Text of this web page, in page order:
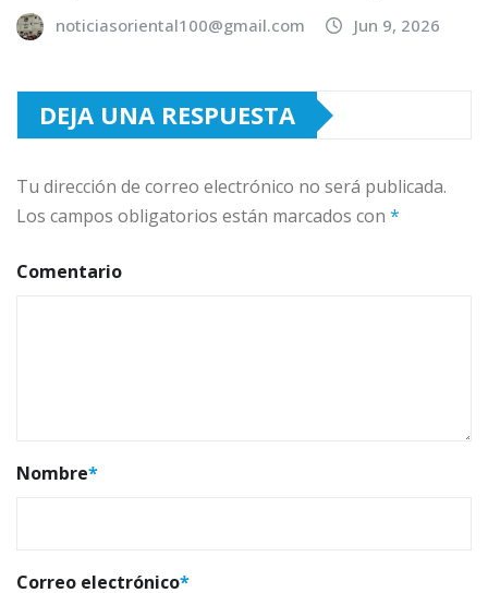
noticiasoriental100@gmail.com Jun 9, 2026
DEJA UNA RESPUESTA
Tu dirección de correo electrónico no será publicada.
Los campos obligatorios están marcados con *
Comentario
Nombre*
Correo electrónico*